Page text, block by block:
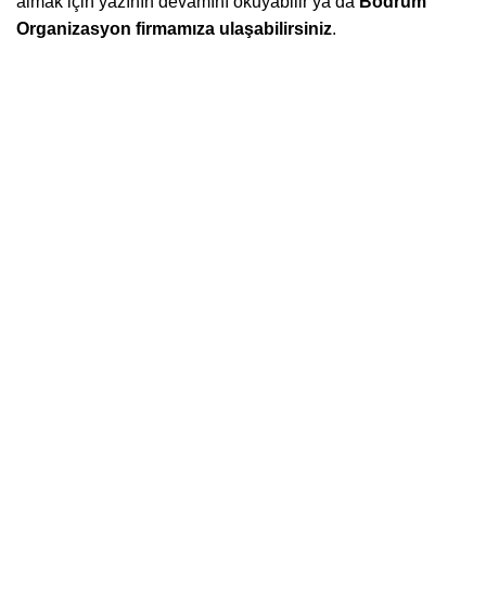
Organizasyon firmamıza ulaşabilirsiniz.